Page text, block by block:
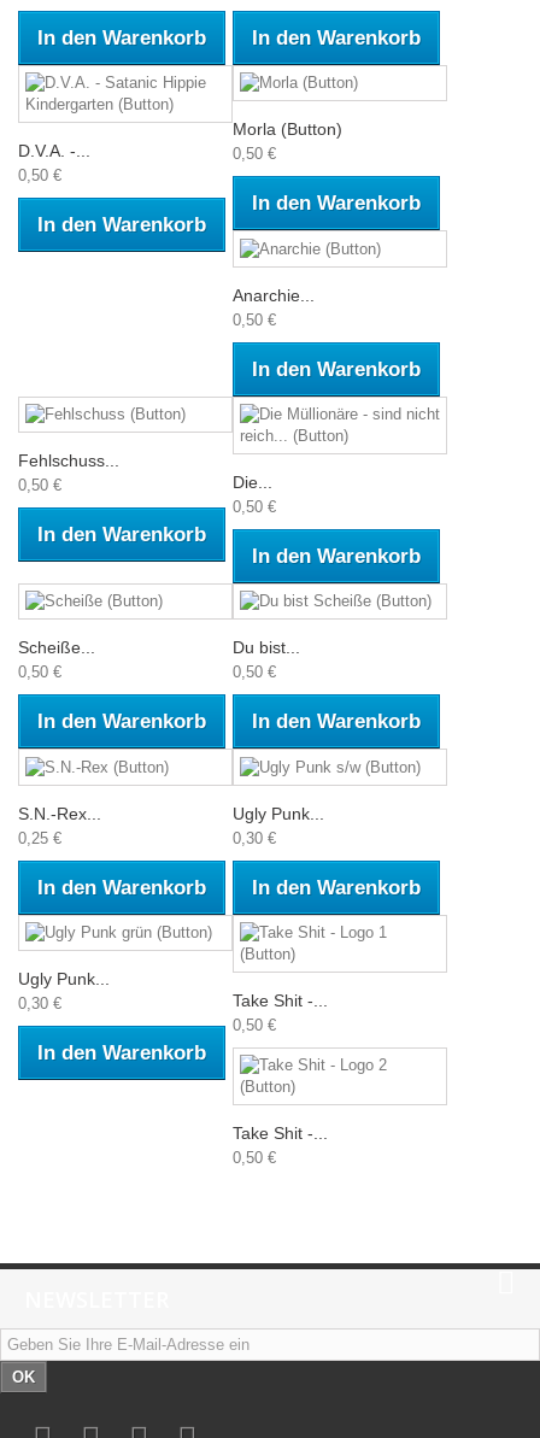
In den Warenkorb In den Warenkorb
D.V.A. -...
0,50 €
In den Warenkorb
Morla (Button)
0,50 €
In den Warenkorb
Anarchie...
0,50 €
In den Warenkorb
Fehlschuss...
0,50 €
In den Warenkorb
Die...
0,50 €
In den Warenkorb
Scheiße...
0,50 €
In den Warenkorb
Du bist...
0,50 €
In den Warenkorb
S.N.-Rex...
0,25 €
In den Warenkorb
Ugly Punk...
0,30 €
In den Warenkorb
Ugly Punk...
0,30 €
In den Warenkorb
Take Shit -...
0,50 €
Take Shit -...
0,50 €
OK